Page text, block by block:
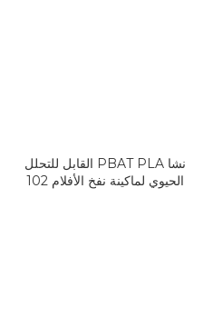
نشا PBAT PLA القابل للتحلل
الحيوي لماكينة نفخ الأفلام 102